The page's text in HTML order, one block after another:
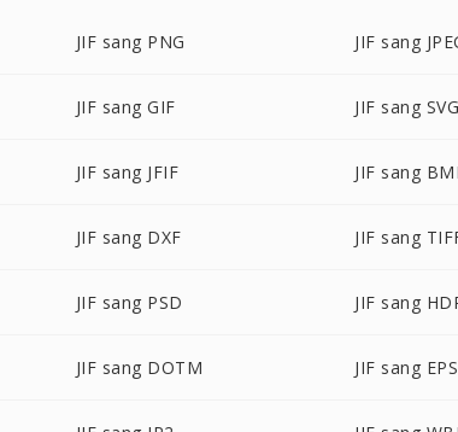
JIF sang PNG JIF sang
JIF sang GIF JIF sang
JIF sang JFIF JIF sang
JIF sang DXF JIF sang
JIF sang PSD JIF sang
JIF sang DOTM JIF sang EPS